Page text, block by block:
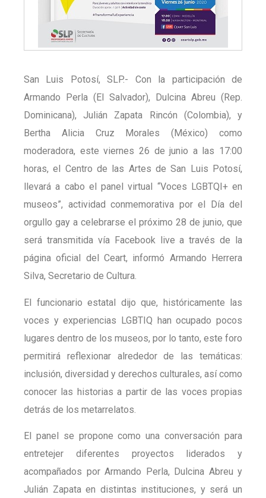
San Luis Potosí, SLP.- Con la participación de
Armando Perla (El Salvador), Dulcina Abreu (Rep.
Dominicana), Julián Zapata Rincón (Colombia), y
Bertha Alicia Cruz Morales (México) como
moderadora, este viernes 26 de junio a las 17:00
horas, el Centro de las Artes de San Luis Potosí,
llevará a cabo el panel virtual “Voces LGBTQI+ en
museos”, actividad conmemorativa por el Día del
orgullo gay a celebrarse el próximo 28 de junio, que
será transmitida vía Facebook live a través de la
página oficial del Ceart, informó Armando Herrera
Silva, Secretario de Cultura.
El funcionario estatal dijo que, históricamente las
voces y experiencias LGBTIQ han ocupado pocos
lugares dentro de los museos, por lo tanto, este foro
permitirá reflexionar alrededor de las temáticas:
inclusión, diversidad y derechos culturales, así como
conocer las historias a partir de las voces propias
detrás de los metarrelatos.
El panel se propone como una conversación para
entretejer diferentes proyectos liderados y
acompañados por Armando Perla, Dulcina Abreu y
Julián Zapata en distintas instituciones, y será un